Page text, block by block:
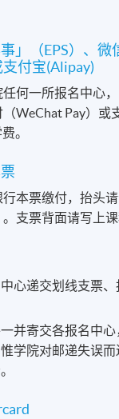
」（EPS）、微
支付宝(Alipay)
何一所报名中心
WeChat Pay）或
。
本票缴付，抬头
支票背面请写上
心递交划线支票
并寄交各报名中
惟学院对邮递失误